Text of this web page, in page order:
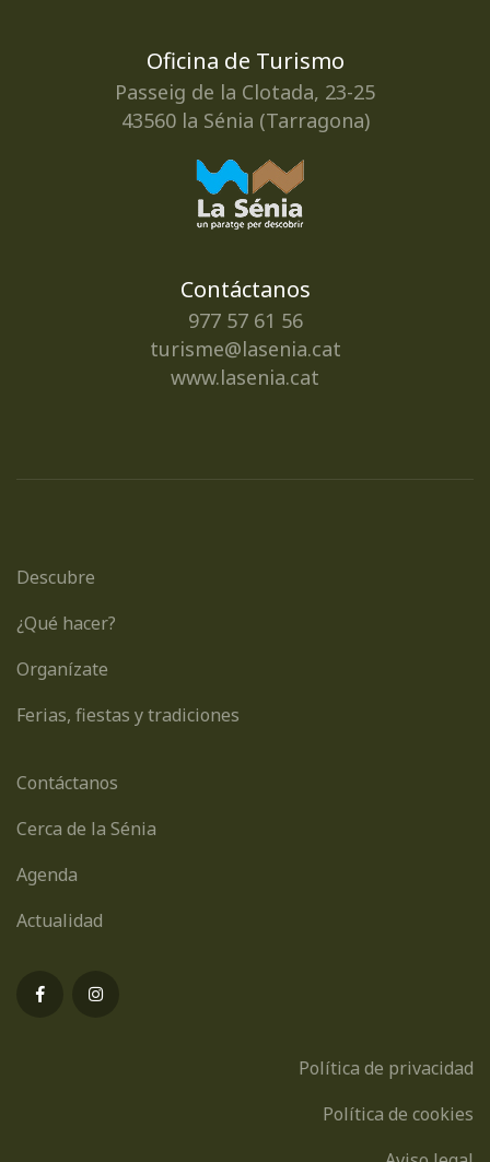
Oficina de Turismo
Passeig de la Clotada, 23-25
43560 la Sénia (Tarragona)
Contáctanos
977 57 61 56
turisme@lasenia.cat
www.lasenia.cat
Descubre
¿Qué hacer?
Organízate
Ferias, fiestas y tradiciones
Contáctanos
Cerca de la Sénia
Agenda
Actualidad
Política de privacidad
Política de cookies